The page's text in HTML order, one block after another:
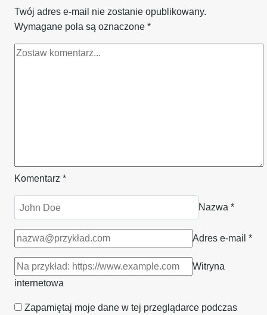
Twój adres e-mail nie zostanie opublikowany.
Wymagane pola są oznaczone *
Komentarz *
Nazwa *
Adres e-mail *
Witryna
internetowa
Zapamiętaj moje dane w tej przeglądarce podczas